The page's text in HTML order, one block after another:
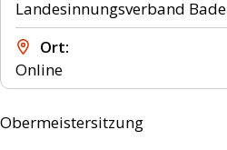
Landesinnungsverband
Ort
Online
Obermeistersitzung